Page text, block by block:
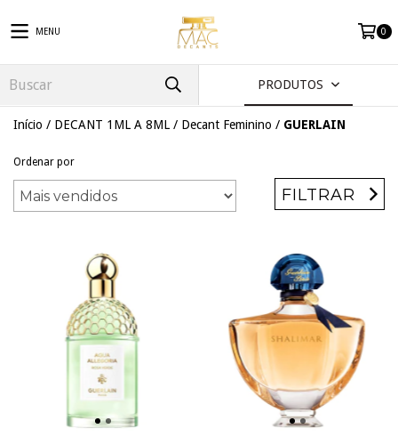
MENU 0
PRODUTOS
Início / DECANT 1ML A 8ML / Decant Feminino / GUERLAIN
Ordenar por
FILTRAR